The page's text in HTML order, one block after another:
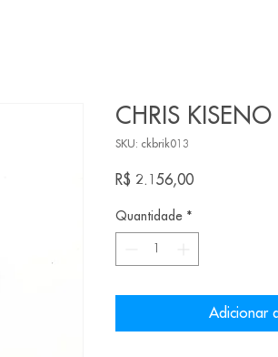
CHRIS
SKU: ckbrik013
R$ 2.156,00Preço
Quantidade *
Adicionar